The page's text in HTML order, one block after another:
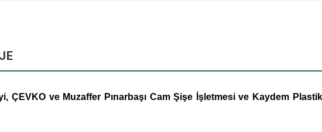
ÇEVKO ve Muzaffer Pınarbaşı Cam Şişe İşletmesi ve Kaydem